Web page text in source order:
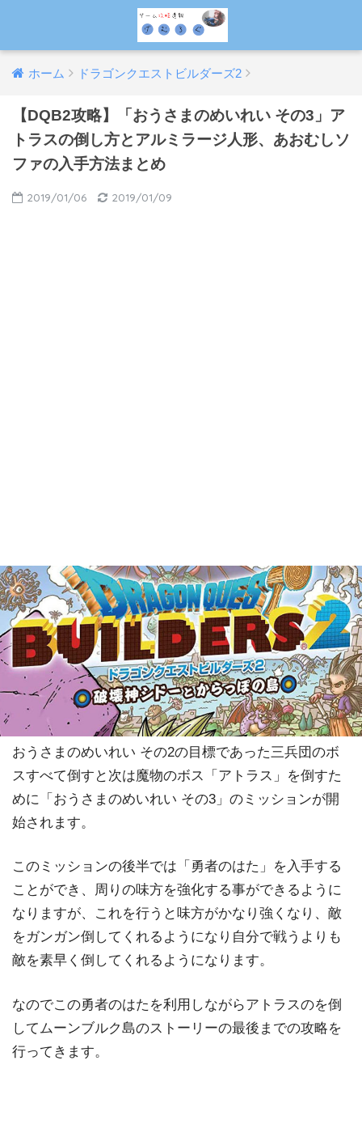
ホーム ドラゴンクエストビルダーズ2
【DQB2攻略】「おうさまのめいれい その3」ア
トラスの倒し方とアルミラージ人形、あおむしソ
ファの入手方法まとめ
2019/01/06 2019/01/09
おうさまのめいれい その2の目標であった三兵団のボ
スすべて倒すと次は魔物のボス「アトラス」を倒すた
めに「おうさまのめいれい その3」のミッションが開
始されます。
このミッションの後半では「勇者のはた」を入手する
ことができ、周りの味方を強化する事ができるように
なりますが、これを行うと味方がかなり強くなり、敵
をガンガン倒してくれるようになり自分で戦うよりも
敵を素早く倒してくれるようになります。
なのでこの勇者のはたを利用しながらアトラスのを倒
してムーンブルク島のストーリーの最後までの攻略を
行ってきます。